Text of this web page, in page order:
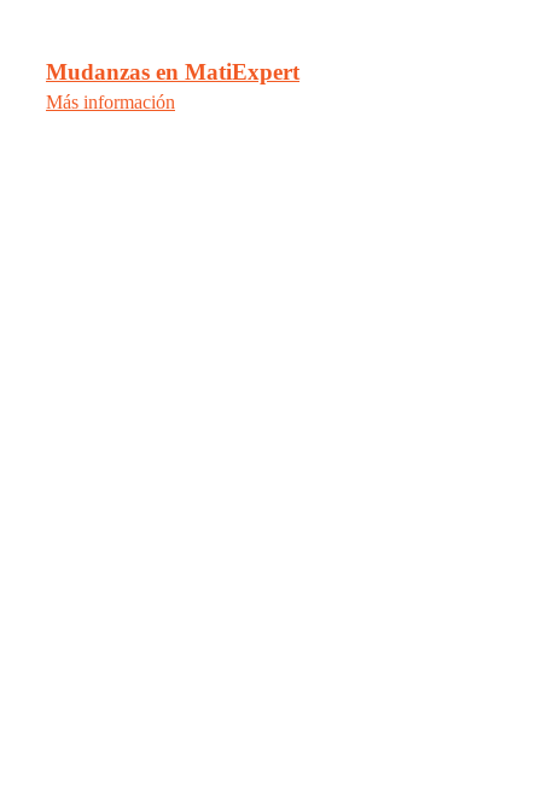
Mudanzas en MatiExpert
Más información